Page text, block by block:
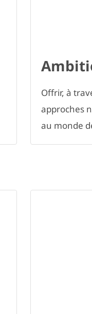
Offrir, à
approches
au monde